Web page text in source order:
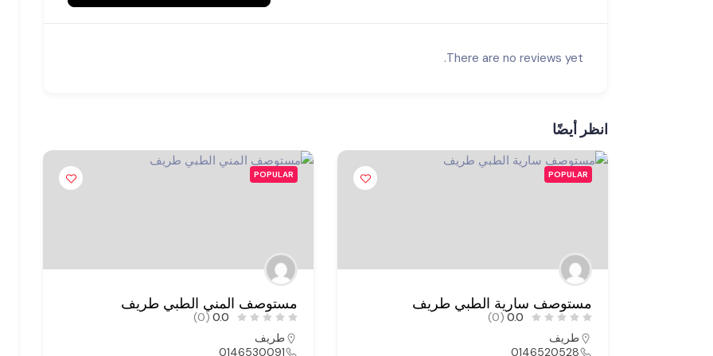
There are no reviews yet.
انظر أيضًا
POPULAR
مستوصف المني الطبي طريف
0.0
(0)
طريف
0146530091
POPULAR
مستوصف الفيحاء رفحاء
0.0
(0)
رفحاء
0146764000